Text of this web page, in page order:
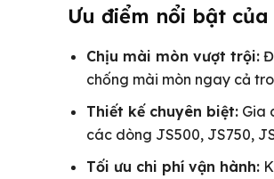
Ưu điểm nổi bật
Chịu mài mòn vượt trội:
chống mài mòn ngay cả
Thiết kế chuyên biệt: Gia
các dòng JS500, JS750,
Tối ưu chi phí vận hành: